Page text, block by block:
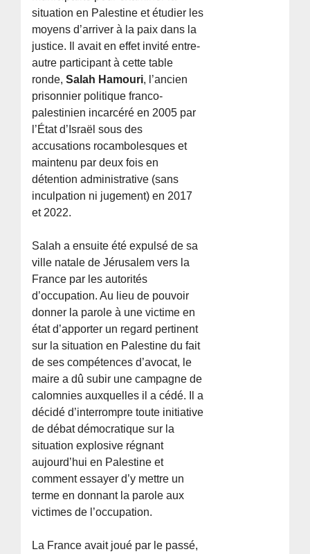
situation en Palestine et étudier les
moyens d’arriver à la paix dans la
justice. Il avait en effet invité entre-
autre participant à cette table
ronde, Salah Hamouri, l’ancien
prisonnier politique franco-
palestinien incarcéré en 2005 par
l’État d’Israël sous des
accusations rocambolesques et
maintenu par deux fois en
détention administrative (sans
inculpation ni jugement) en 2017
et 2022.
Salah a ensuite été expulsé de sa
ville natale de Jérusalem vers la
France par les autorités
d’occupation. Au lieu de pouvoir
donner la parole à une victime en
état d’apporter un regard pertinent
sur la situation en Palestine du fait
de ses compétences d’avocat, le
maire a dû subir une campagne de
calomnies auxquelles il a cédé. Il a
décidé d’interrompre toute initiative
de débat démocratique sur la
situation explosive régnant
aujourd’hui en Palestine et
comment essayer d’y mettre un
terme en donnant la parole aux
victimes de l’occupation.
La France avait joué par le passé,